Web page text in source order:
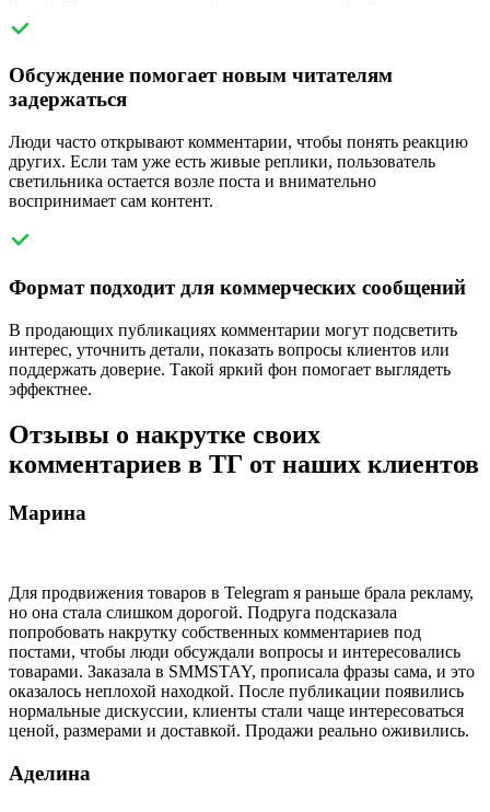
Обсуждение помогает новым читателям
задержаться
Люди часто открывают комментарии, чтобы понять реакцию
других. Если там уже есть живые реплики, пользователь
светильника остается возле поста и внимательно
воспринимает сам контент.
Формат подходит для коммерческих сообщений
В продающих публикациях комментарии могут подсветить
интерес, уточнить детали, показать вопросы клиентов или
поддержать доверие. Такой яркий фон помогает выглядеть
эффектнее.
Отзывы о накрутке своих
комментариев в ТГ от наших клиентов
Марина
Для продвижения товаров в Telegram я раньше брала рекламу,
но она стала слишком дорогой. Подруга подсказала
попробовать накрутку собственных комментариев под
постами, чтобы люди обсуждали вопросы и интересовались
товарами. Заказала в SMMSTAY, прописала фразы сама, и это
оказалось неплохой находкой. После публикации появились
нормальные дискуссии, клиенты стали чаще интересоваться
ценой, размерами и доставкой. Продажи реально оживились.
Аделина